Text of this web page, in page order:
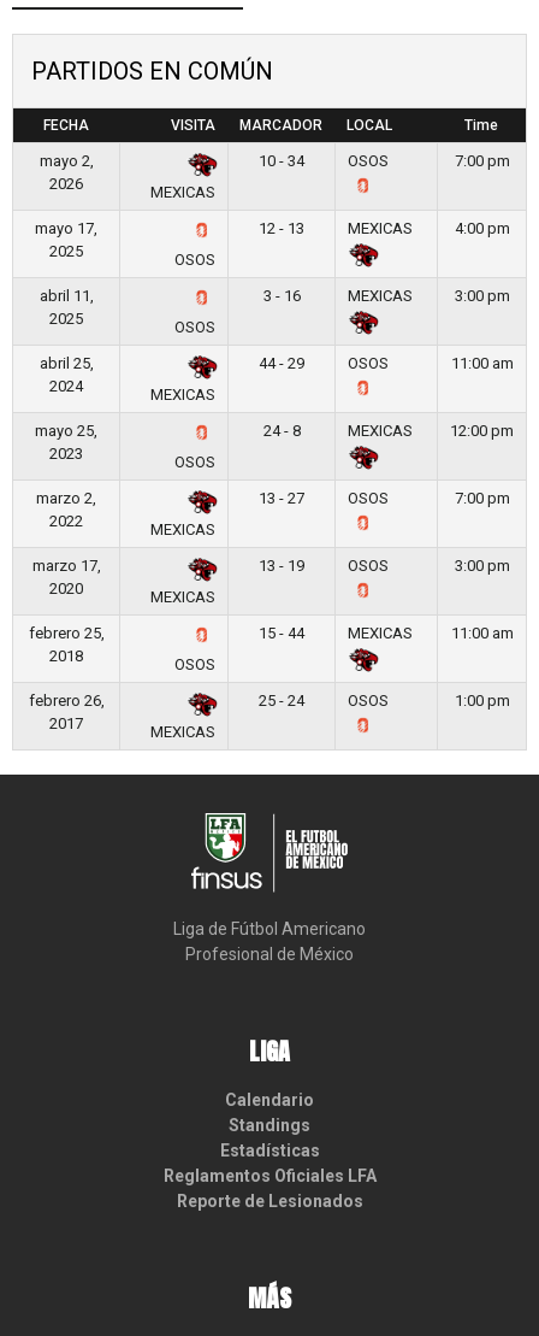
PARTIDOS EN COMÚN
FECHA VISITA MARCADOR LOCAL Time
mayo 2,
2026
MEXICAS
10 - 34 OSOS 7:00 pm
mayo 17,
2025
OSOS
12 - 13 MEXICAS 4:00 pm
abril 11,
2025
OSOS
3 - 16 MEXICAS 3:00 pm
abril 25,
2024
MEXICAS
44 - 29 OSOS 11:00 am
mayo 25,
2023
OSOS
24 - 8 MEXICAS 12:00 pm
marzo 2,
2022
MEXICAS
13 - 27 OSOS 7:00 pm
marzo 17,
2020
MEXICAS
13 - 19 OSOS 3:00 pm
febrero 25,
2018
OSOS
15 - 44 MEXICAS 11:00 am
febrero 26,
2017
MEXICAS
25 - 24 OSOS 1:00 pm
Liga de Fútbol Americano
Profesional de México
LIGA
Calendario
Standings
Estadísticas
Reglamentos Oficiales LFA
Reporte de Lesionados
MÁS